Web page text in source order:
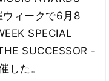
ィークで6月8
SPECIAL
SUCCESSOR -
した。